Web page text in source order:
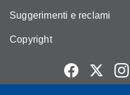
Suggerimenti e reclami
Copyright